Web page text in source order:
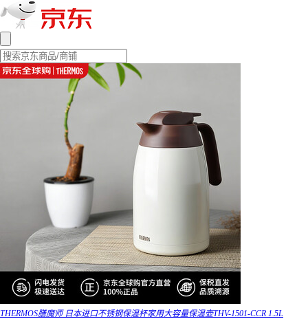
THERMOS膳魔师 日本进口不锈钢保温杯家用大容量保温壶THV-1501-CCR 1.5L